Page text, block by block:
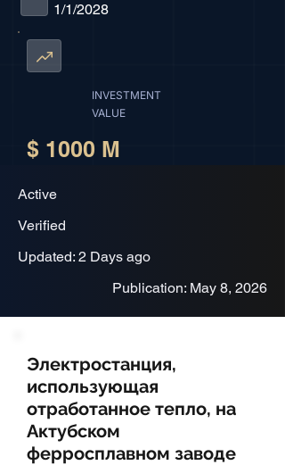
1/1/2028
INVESTMENT
VALUE
$ 1000 M
Active
Verified
Updated: 2 Days ago
Publication: May 8, 2026
Электростанция,
использующая
отработанное тепло, на
Актубском
ферросплавном заводе